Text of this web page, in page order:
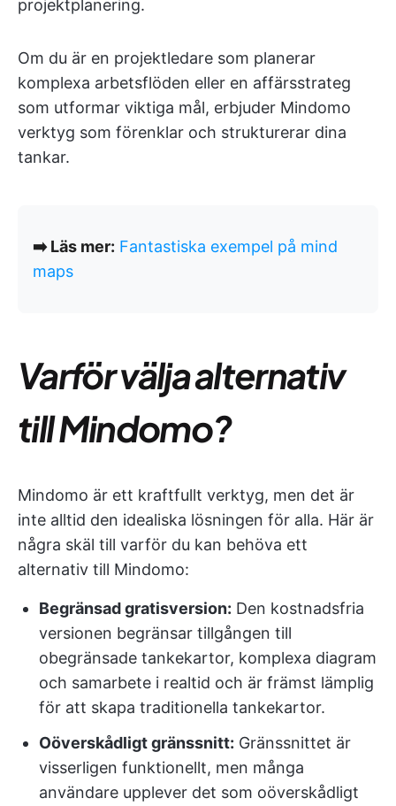
projektplanering.
Om du är en projektledare som planerar
komplexa arbetsflöden eller en affärsstrateg
som utformar viktiga mål, erbjuder Mindomo
verktyg som förenklar och strukturerar dina
tankar.
➡️ Läs mer: Fantastiska exempel på mind
maps
Varför välja alternativ
till Mindomo?
Mindomo är ett kraftfullt verktyg, men det är
inte alltid den idealiska lösningen för alla. Här är
några skäl till varför du kan behöva ett
alternativ till Mindomo:
Begränsad gratisversion: Den kostnadsfria
versionen begränsar tillgången till
obegränsade tankekartor, komplexa diagram
och samarbete i realtid och är främst lämplig
för att skapa traditionella tankekartor.
Oöverskådligt gränssnitt: Gränssnittet är
visserligen funktionellt, men många
användare upplever det som oöverskådligt